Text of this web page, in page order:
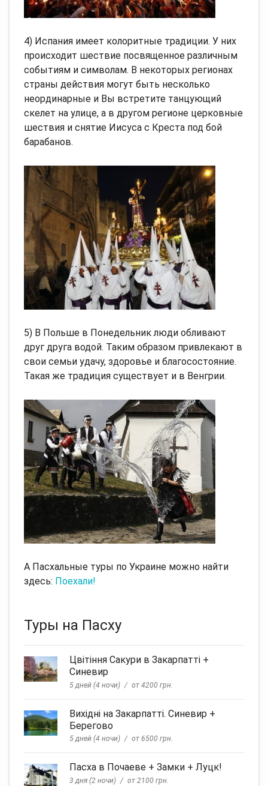
4) Испания имеет колоритные традиции. У них
происходит шествие посвященное различным
событиям и символам. В некоторых регионах
страны действия могут быть несколько
неординарные и Вы встретите танцующий
скелет на улице, а в другом регионе церковные
шествия и снятие Иисуса с Креста под бой
барабанов.
5) В Польше в Понедельник люди обливают
друг друга водой. Таким образом привлекают в
свои семьи удачу, здоровье и благосостояние.
Такая же традиция существует и в Венгрии.
А Пасхальные туры по Украине можно найти
здесь: Поехали!
Туры на Пасху
Цвітіння Сакури в Закарпатті +
Синевир
5 дней (4 ночи) от 4200 грн.
Вихідні на Закарпатті. Синевир +
Берегово
5 дней (4 ночи) от 6500 грн.
Пасха в Почаеве + Замки + Луцк!
3 дня (2 ночи) от 2100 грн.